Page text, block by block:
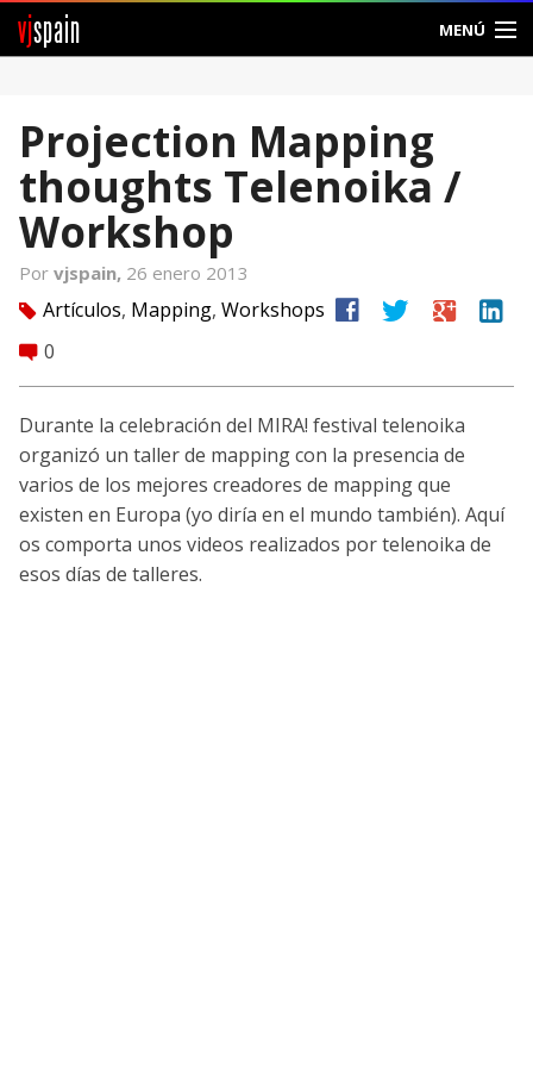
vjspain MENÚ
Foros
Noticias
Ayuda
Entrar
Crear Cuenta
Projection Mapping
thoughts Telenoika /
Workshop
Por vjspain, 26 enero 2013
tag Artículos, Mapping, Workshops
comment 0
facebook twitter google linkedin
Durante la celebración del MIRA! festival telenoika
organizó un taller de mapping con la presencia de
varios de los mejores creadores de mapping que
existen en Europa (yo diría en el mundo también). Aquí
os comporta unos videos realizados por telenoika de
esos días de talleres.